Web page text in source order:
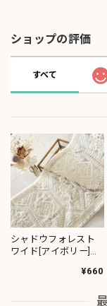
ショップの評価
すべて
シャドウフォレスト
ワイド[アイボリー]イ
¥660